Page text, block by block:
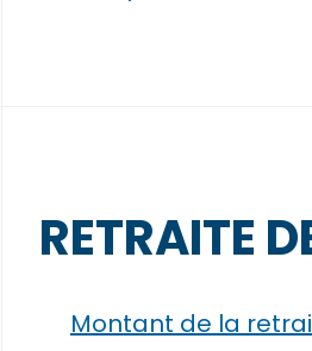
RETRAITE
Montant de la